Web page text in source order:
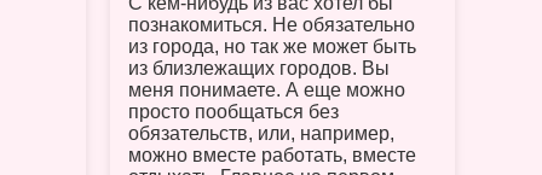
познакомиться. Не обязательно
из города, но так же может быть
из близлежащих городов. Вы
меня понимаете. А еще можно
просто пообщаться без
обязательств, или, например,
можно вместе работать, вместе